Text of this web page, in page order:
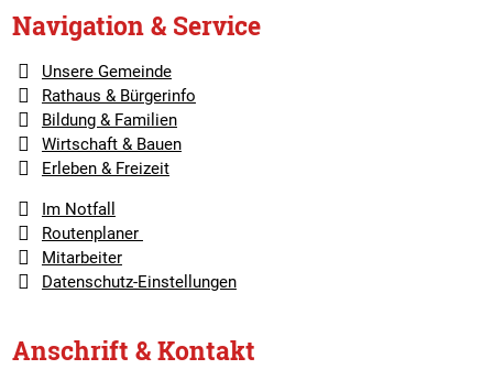
Navigation & Service
Unsere Gemeinde
Rathaus & Bürgerinfo
Bildung & Familien
Wirtschaft & Bauen
Erleben & Freizeit
Im Notfall
Routenplaner
Mitarbeiter
Datenschutz-Einstellungen
Anschrift & Kontakt